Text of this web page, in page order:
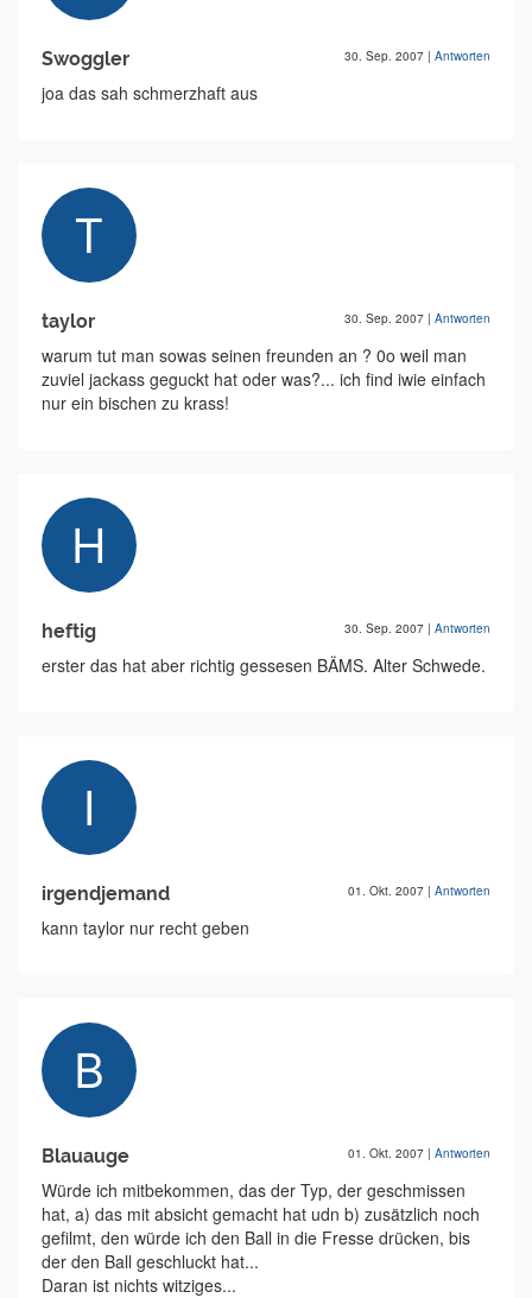
Swoggler 30. Sep. 2007 | Antworten
joa das sah schmerzhaft aus
taylor 30. Sep. 2007 | Antworten
warum tut man sowas seinen freunden an ? 0o weil man
zuviel jackass geguckt hat oder was?... ich find iwie einfach
nur ein bischen zu krass!
heftig 30. Sep. 2007 | Antworten
erster das hat aber richtig gessesen BÄMS. Alter Schwede.
irgendjemand 01. Okt. 2007 | Antworten
kann taylor nur recht geben
Blauauge 01. Okt. 2007 | Antworten
Würde ich mitbekommen, das der Typ, der geschmissen
hat, a) das mit absicht gemacht hat udn b) zusätzlich noch
gefilmt, den würde ich den Ball in die Fresse drücken, bis
der den Ball geschluckt hat...
Daran ist nichts witziges...